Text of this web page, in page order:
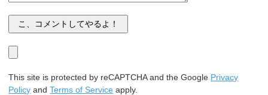
This site is protected by reCAPTCHA and the Google Privacy
Policy andTerms of Service apply.